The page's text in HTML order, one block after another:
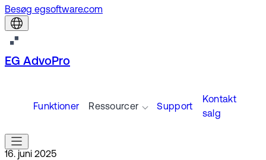
Besøg egsoftware.com
EG AdvoPro
Funktioner Ressourcer Support
Kontakt
salg
16. juni 2025